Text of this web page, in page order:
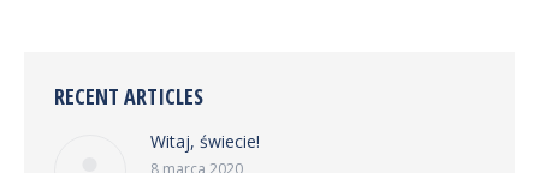
RECENT ARTICLES
Witaj, świecie!
8 marca 2020